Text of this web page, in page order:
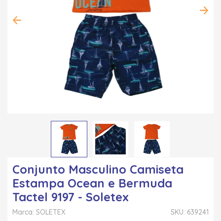
Conjunto Masculino Camiseta
Estampa Ocean e Bermuda
Tactel 9197 - Soletex
SKU: 639241
Marca: SOLETEX